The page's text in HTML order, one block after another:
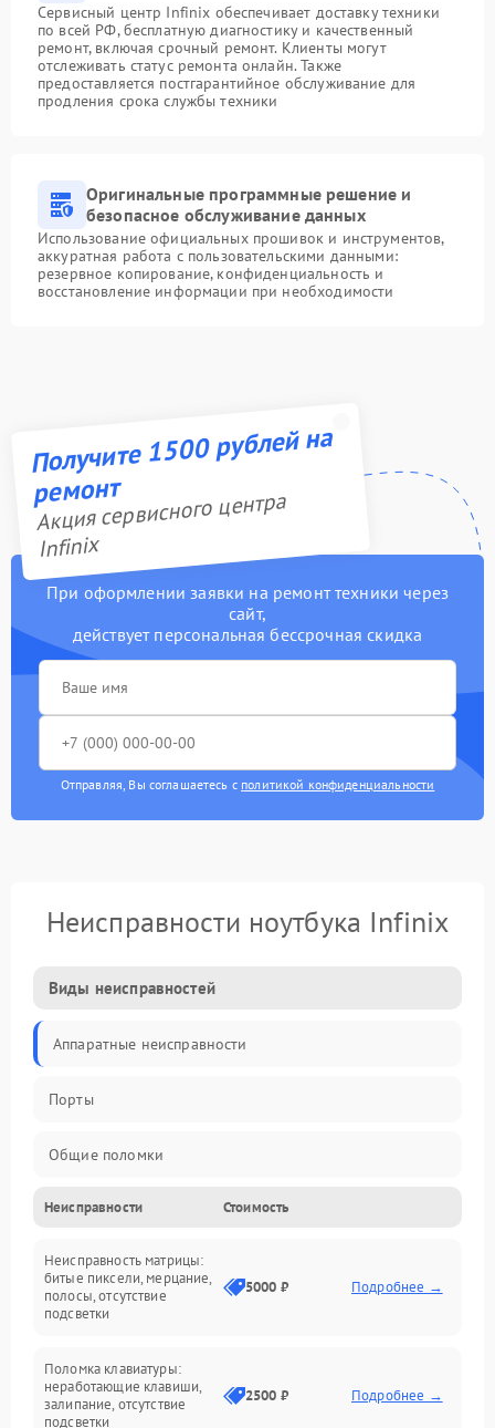
Сервисный центр Infinix обеспечивает доставку техники
по всей РФ, бесплатную диагностику и качественный
ремонт, включая срочный ремонт. Клиенты могут
отслеживать статус ремонта онлайн. Также
предоставляется постгарантийное обслуживание для
продления срока службы техники
Оригинальные программные решение и
безопасное обслуживание данных
Использование официальных прошивок и инструментов,
аккуратная работа с пользовательскими данными:
резервное копирование, конфиденциальность и
восстановление информации при необходимости
Получите 1500 рублей на
ремонт
Акция сервисного центра
Infinix
При оформлении заявки на ремонт техники через
сайт,
действует персональная бессрочная скидка
Отправляя, Вы соглашаетесь с политикой конфиденциальности
Неисправности ноутбука Infinix
Виды неисправностей
Аппаратные неисправности
Порты
Общие поломки
Устройства
Программные ошибки
Электрические и системные сбои
Интерфейсные проблемы
Неисправности Стоимость
Неисправность матрицы:
битые пиксели, мерцание,
полосы, отсутствие
подсветки
5000 ₽ Подробнее →
Поломка клавиатуры:
неработающие клавиши,
залипание, отсутствие
подсветки
2500 ₽ Подробнее →